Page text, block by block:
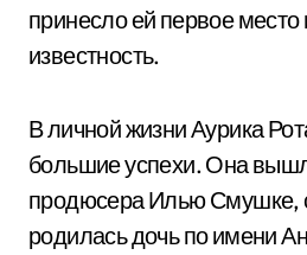
принесло ей первое
известность.
В личной жизни Аурика
большие успехи. Она
продюсера Илью Смушке,
родилась дочь по имени